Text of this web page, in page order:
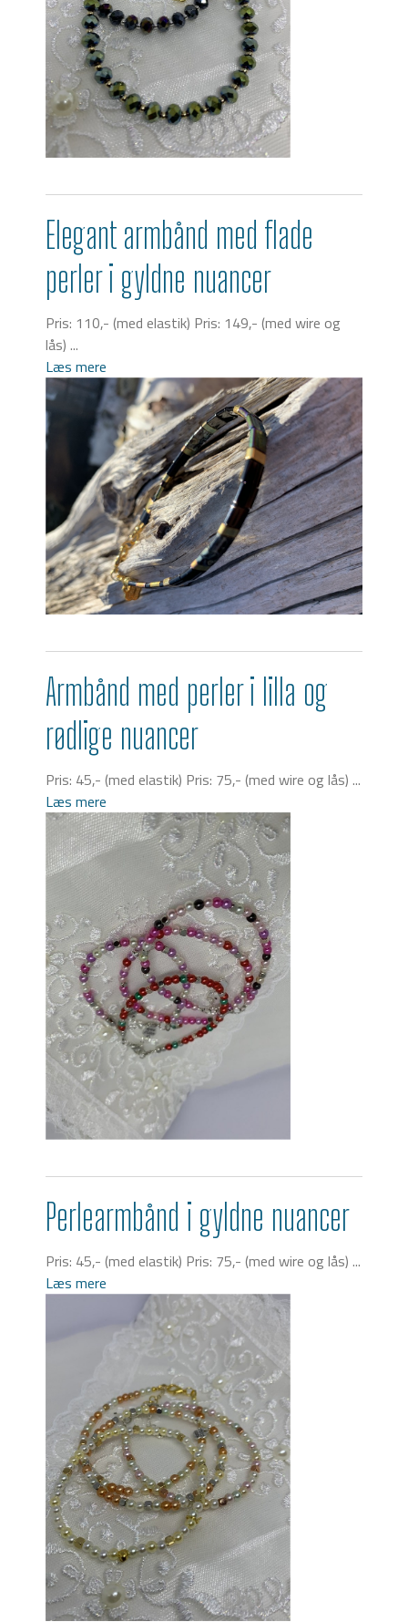
Elegant armbånd med flade
perler i gyldne nuancer
Pris: 110,- (med elastik) Pris: 149,- (med wire og
lås) ...
Læs mere
Armbånd med perler i lilla og
rødlige nuancer
Pris: 45,- (med elastik) Pris: 75,- (med wire og lås) ...
Læs mere
Perlearmbånd i gyldne nuancer
Pris: 45,- (med elastik) Pris: 75,- (med wire og lås) ...
Læs mere